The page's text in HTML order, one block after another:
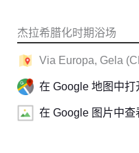
杰拉希腊化时期浴场
Via Europa, Gela
在 Google 地图中打
在 Google 图片中查